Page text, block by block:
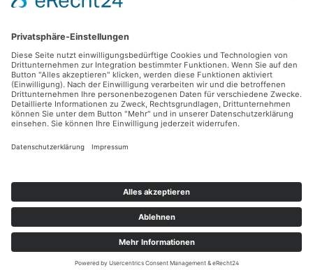
Zahlungsarten
Sicher Einkaufen
Ladengeschäft
Newsletter
Facebook Instagram
Alle Preise inkl. gesetzl. Mehrwertsteuer zzgl.
Nachnahmegebühren, wenn nicht anders angegeben.